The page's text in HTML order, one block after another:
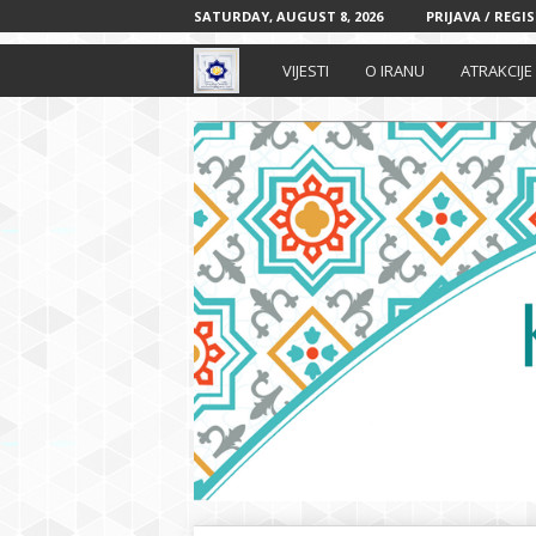
SATURDAY, AUGUST 8, 2026 PRIJAVA /
r
a
n
s
k
i
k
VIJESTI O IRANU ATRAKCIJE